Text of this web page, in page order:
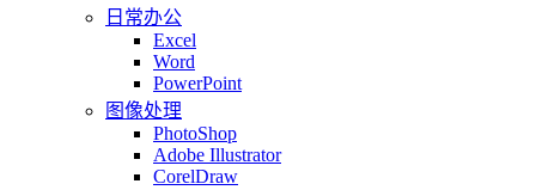
日常办公
Excel
Word
PowerPoint
图像处理
PhotoShop
Adobe Illustrator
CorelDraw